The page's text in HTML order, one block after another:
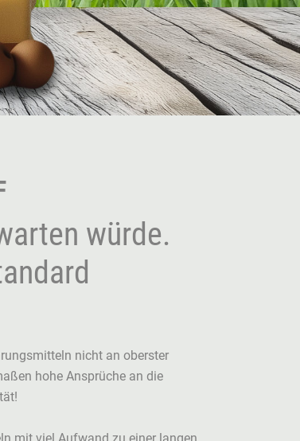
würde.
nicht an oberster
hohe Ansprüche an die
mit viel Aufwand zu einer langen